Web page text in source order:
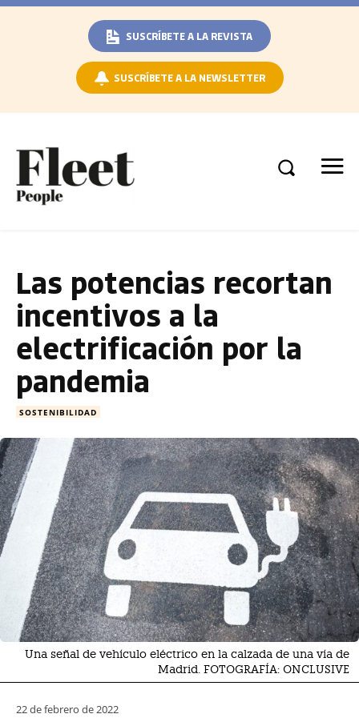
SUSCRÍBETE A LA REVISTA
SUSCRÍBETE A LA NEWSLETTER
Las potencias recortan
incentivos a la
electrificación por la
pandemia
SOSTENIBILIDAD
Una señal de vehículo eléctrico en la calzada de una vía de
Madrid. FOTOGRAFÍA: ONCLUSIVE
22 de febrero de 2022